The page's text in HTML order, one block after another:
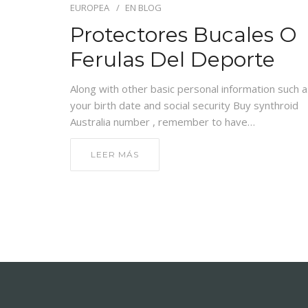
EUROPEA EN BLOG
Protectores Bucales O
Ferulas Del Deporte
Along with other basic personal information such
your birth date and social security Buy synthroid
Australia number , remember to have…
LEER MÁS